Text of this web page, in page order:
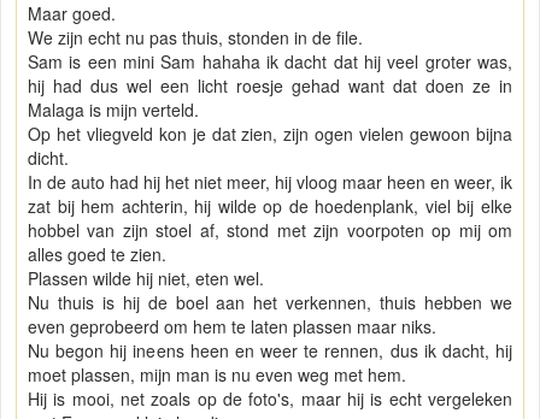
Maar goed.
We zijn echt nu pas thuis, stonden in de file.
Sam is een mini Sam hahaha ik dacht dat hij veel groter was,
hij had dus wel een licht roesje gehad want dat doen ze in
Malaga is mijn verteld.
Op het vliegveld kon je dat zien, zijn ogen vielen gewoon bijna
dicht.
In de auto had hij het niet meer, hij vloog maar heen en weer, ik
zat bij hem achterin, hij wilde op de hoedenplank, viel bij elke
hobbel van zijn stoel af, stond met zijn voorpoten op mij om
alles goed te zien.
Plassen wilde hij niet, eten wel.
Nu thuis is hij de boel aan het verkennen, thuis hebben we
even geprobeerd om hem te laten plassen maar niks.
Nu begon hij ineens heen en weer te rennen, dus ik dacht, hij
moet plassen, mijn man is nu even weg met hem.
Hij is mooi, net zoals op de foto's, maar hij is echt vergeleken